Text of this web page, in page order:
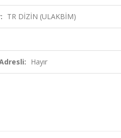
TR DİZİN (ULAKBİM)
Hayır